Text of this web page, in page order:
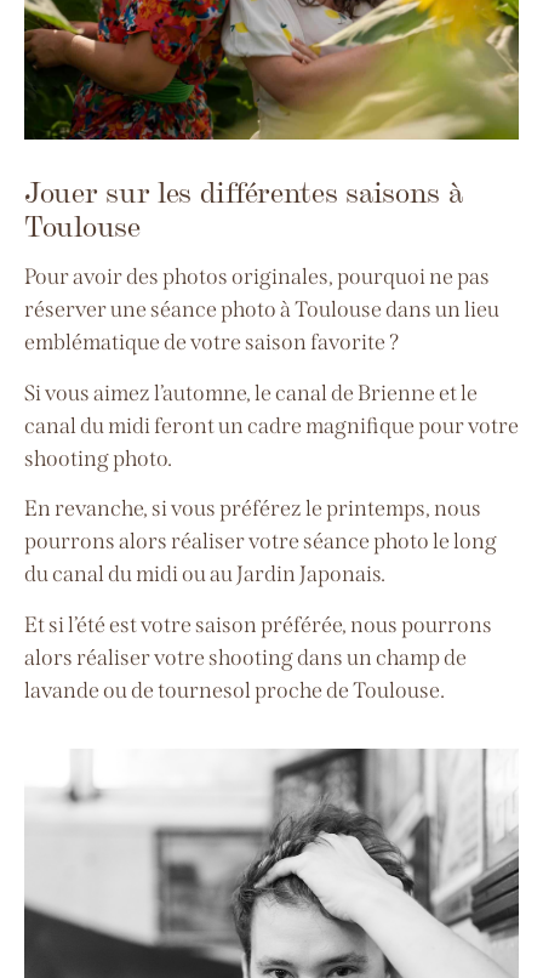
Jouer sur les différentes saisons à
Toulouse
Pour avoir des photos originales, pourquoi ne pas
réserver une séance photo à Toulouse dans un lieu
emblématique de votre saison favorite ?
Si vous aimez l’automne, le canal de Brienne et le
canal du midi feront un cadre magnifique pour votre
shooting photo.
En revanche, si vous préférez le printemps, nous
pourrons alors réaliser votre séance photo le long
du canal du midi ou au Jardin Japonais.
Et si l’été est votre saison préférée, nous pourrons
alors réaliser votre shooting dans un champ de
lavande ou de tournesol proche de Toulouse.